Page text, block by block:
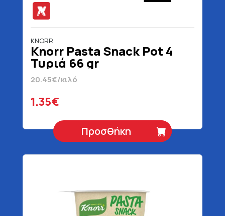
KNORR
Knorr Pasta Snack Pot 4
Τυριά 66 gr
20.45€/κιλό
1.35€
Προσθήκη